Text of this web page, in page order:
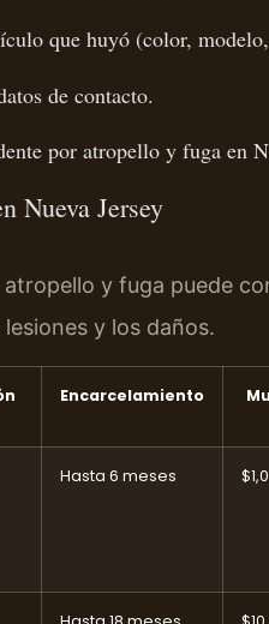
que huyó (color,
de contacto.
por atropello y fuga en
Nueva Jersey
y fuga puede
y los daños.
Encarcelamiento
Hasta 6 meses